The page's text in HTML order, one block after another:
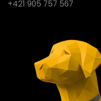
+421 905 757 567